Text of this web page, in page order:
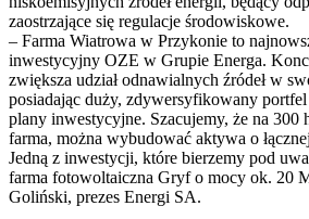
zaostrzające się regulacje środowiskowe.
– Farma Wiatrowa w Przykonie to
inwestycyjny OZE w Grupie Energa.
zwiększa udział odnawialnych źródeł w
posiadając duży, zdywersyfikowany
plany inwestycyjne. Szacujemy, że na 300
farma, można wybudować aktywa o
Jedną z inwestycji, które bierzemy pod
farma fotowoltaiczna Gryf o mocy ok. 20
Goliński, prezes Energi SA.